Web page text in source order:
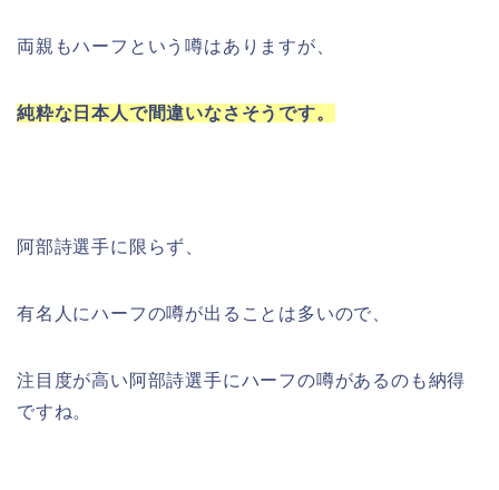
両親もハーフという噂はありますが、
純粋な日本人で間違いなさそうです。
阿部詩選手に限らず、
有名人にハーフの噂が出ることは多いので、
注目度が高い阿部詩選手にハーフの噂があるのも納得
ですね。